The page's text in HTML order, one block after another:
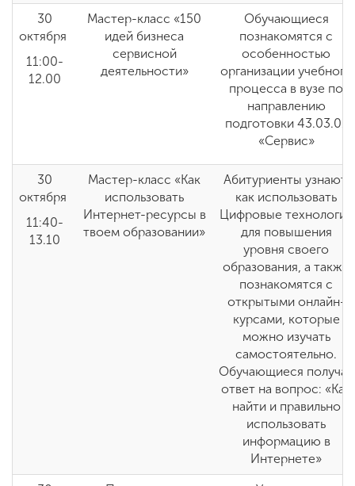
30
октября
11:00-
12.00
Мастер-класс «150
идей бизнеса
сервисной
деятельности»
Обучающиеся
познакомятся с
особенностью
организации учебного
процесса в вузе по
направлению
подготовки 43.03.01
«Сервис»
30
октября
11:40-
13.10
Мастер-класс «Как
использовать
Интернет-ресурсы в
твоем образовании»
Абитуриенты узнают,
как использовать
Цифровые технологии
для повышения
уровня своего
образования, а также
познакомятся с
открытыми онлайн-
курсами, которые
можно изучать
самостоятельно.
Обучающиеся получат
ответ на вопрос: «Как
найти и правильно
использовать
информацию в
Интернете»